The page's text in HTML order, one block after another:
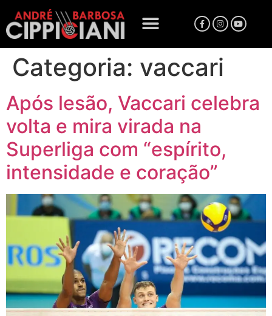
Categoria: vaccari
Após lesão, Vaccari celebra
volta e mira virada na
Superliga com “espírito,
intensidade e coração”